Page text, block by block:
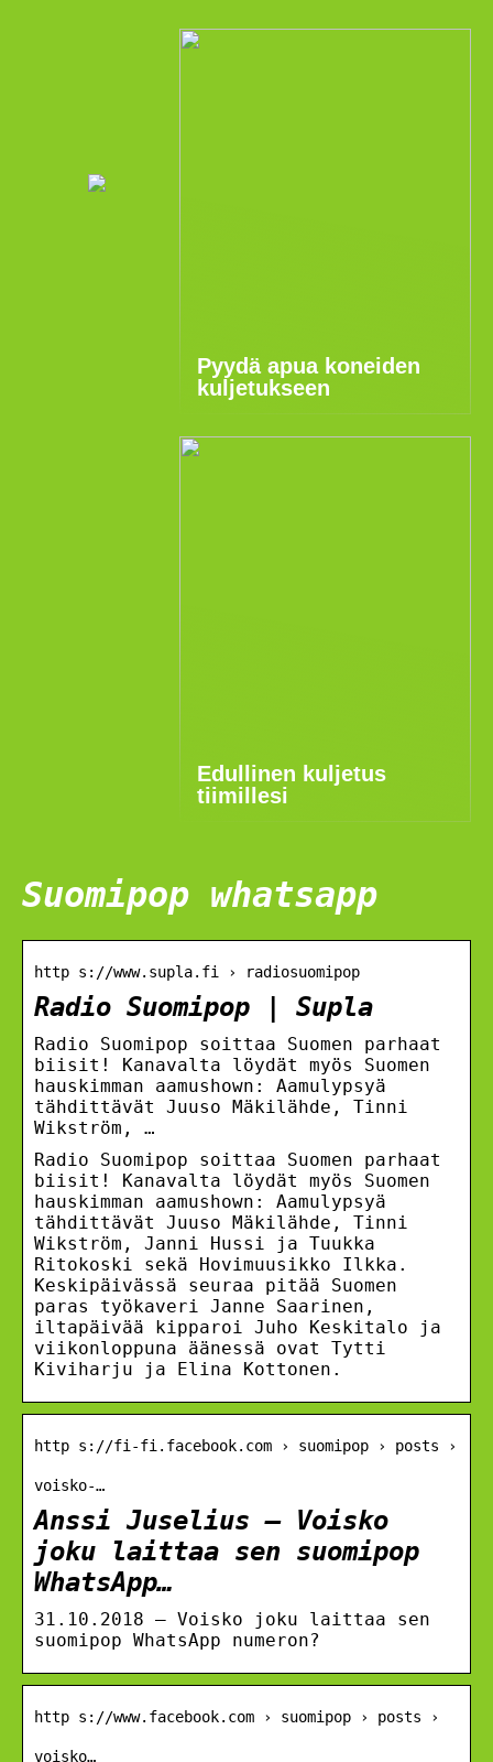
Pyydä apua koneiden
kuljetukseen
Edullinen kuljetus
tiimillesi
Suomipop whatsapp
http s://www.supla.fi › radiosuomipop
Radio Suomipop | Supla
Radio Suomipop soittaa Suomen parhaat
biisit! Kanavalta löydät myös Suomen
hauskimman aamushown: Aamulypsyä
tähdittävät Juuso Mäkilähde, Tinni
Wikström, …
Radio Suomipop soittaa Suomen parhaat
biisit! Kanavalta löydät myös Suomen
hauskimman aamushown: Aamulypsyä
tähdittävät Juuso Mäkilähde, Tinni
Wikström, Janni Hussi ja Tuukka
Ritokoski sekä Hovimuusikko Ilkka.
Keskipäivässä seuraa pitää Suomen
paras työkaveri Janne Saarinen,
iltapäivää kipparoi Juho Keskitalo ja
viikonloppuna äänessä ovat Tytti
Kiviharju ja Elina Kottonen.
http s://fi-fi.facebook.com › suomipop › posts ›
voisko-…
Anssi Juselius – Voisko
joku laittaa sen suomipop
WhatsApp…
31.10.2018 — Voisko joku laittaa sen
suomipop WhatsApp numeron?
http s://www.facebook.com › suomipop › posts ›
voisko…